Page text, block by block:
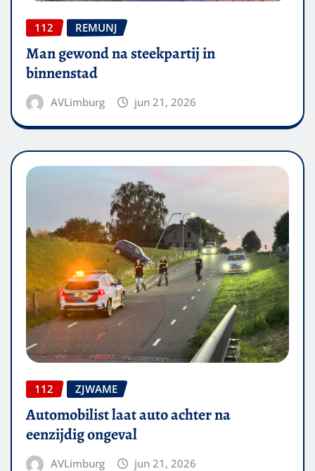
112 REMUNJ
Man gewond na steekpartij in
binnenstad
AVLimburg jun 21, 2026
112 ZJWAME
Automobilist laat auto achter na
eenzijdig ongeval
AVLimburg jun 21, 2026